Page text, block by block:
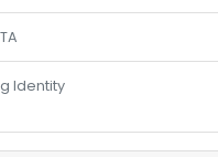
Identity